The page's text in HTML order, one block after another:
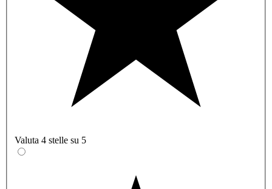
Valuta 4 stelle su 5